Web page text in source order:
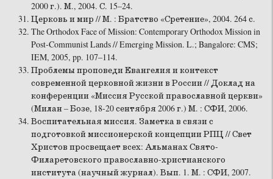
2000 г.). М., 2004. С. 15–24.
Церковь и мир // М. : Братство «Сретение», 2004. 264 с.
The Orthodox Face of Mission: Contemporary Orthodox Mission in
Post-Communist Lands // Emerging Mission. L.; Bangalore: CMS;
IEM, 2005, pp. 107–114.
Проблемы проповеди Евангелия и контекст
современной церковной жизни в России // Доклад на
конференции «Миссия Русской православной церкви»
(Милан – Бозе, 18-20 сентября 2006 г.) М. : СФИ, 2006.
Воспитательная миссия. Заметка в связи с
подготовкой миссионерской концепции РПЦ // Свет
Христов просвещает всех: Альманах Свято-
Филаретовского православно-христианского
института (научный журнал). Вып. 1. М. : СФИ, 2007.